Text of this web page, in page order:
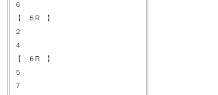
６
【 ５R 】
２
４
【 ６R 】
５
７